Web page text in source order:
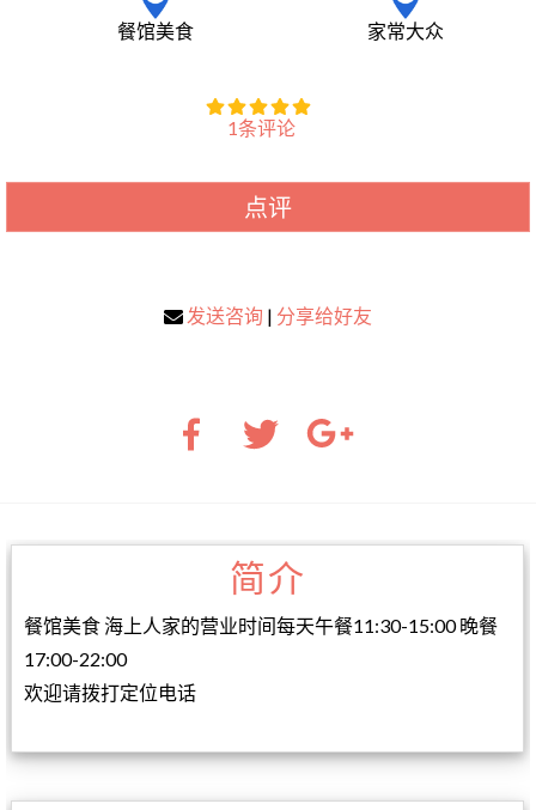
餐馆美食 家常大众
1条评论
点评
发送咨询 | 分享给好友
简介
餐馆美食 海上人家的营业时间每天午餐11:30-15:00 晚餐
17:00-22:00
欢迎请拨打定位电话